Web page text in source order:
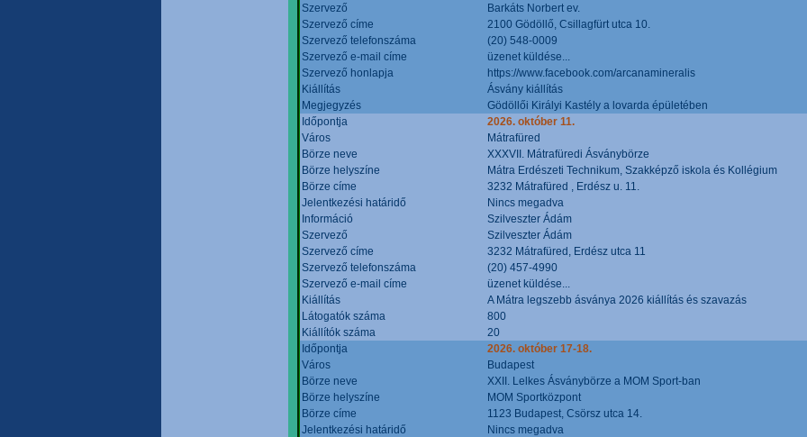
Szervező
Barkáts Norbert ev.
Szervező címe
2100 Gödöllő, Csillagfürt utca 10.
Szervező telefonszáma
(20) 548-0009
Szervező e-mail címe
üzenet küldése...
Szervező honlapja
https://www.facebook.com/arcanamineralis
Kiállítás
Ásvány kiállítás
Megjegyzés
Gödöllői Királyi Kastély a lovarda épületében
Időpontja
2026. október 11.
Város
Mátrafüred
Börze neve
XXXVII. Mátrafüredi Ásványbörze
Börze helyszíne
Mátra Erdészeti Technikum, Szakképző iskola és Kollégium
Börze címe
3232 Mátrafüred , Erdész u. 11.
Jelentkezési határidő
Nincs megadva
Információ
Szilveszter Ádám
Szervező
Szilveszter Ádám
Szervező címe
3232 Mátrafüred, Erdész utca 11
Szervező telefonszáma
(20) 457-4990
Szervező e-mail címe
üzenet küldése...
Kiállítás
A Mátra legszebb ásványa 2026 kiállítás és szavazás
Látogatók száma
800
Kiállítók száma
20
Időpontja
2026. október 17-18.
Város
Budapest
Börze neve
XXII. Lelkes Ásványbörze a MOM Sport-ban
Börze helyszíne
MOM Sportközpont
Börze címe
1123 Budapest, Csörsz utca 14.
Jelentkezési határidő
Nincs megadva